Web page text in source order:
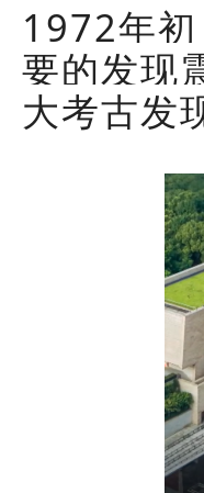
1972年
要的发现
大考古发